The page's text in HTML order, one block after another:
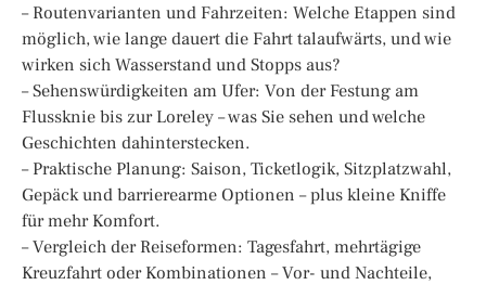
– Routenvarianten und Fahrzeiten: Welche Etappen sind
möglich, wie lange dauert die Fahrt talaufwärts, und wie
wirken sich Wasserstand und Stopps aus?
– Sehenswürdigkeiten am Ufer: Von der Festung am
Flussknie bis zur Loreley – was Sie sehen und welche
Geschichten dahinterstecken.
– Praktische Planung: Saison, Ticketlogik, Sitzplatzwahl,
Gepäck und barrierearme Optionen – plus kleine Kniffe
für mehr Komfort.
– Vergleich der Reiseformen: Tagesfahrt, mehrtägige
Kreuzfahrt oder Kombinationen – Vor- und Nachteile,